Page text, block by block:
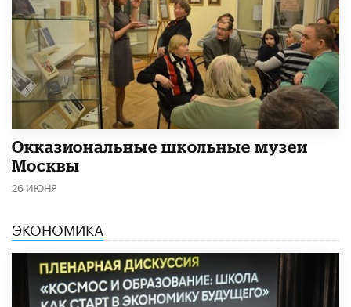
​Окказиональные школьные музеи
Москвы
26 ИЮНЯ
ЭКОНОМИКА